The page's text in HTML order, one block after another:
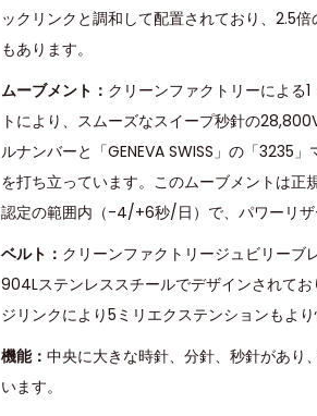
ックリンクと調和して配置されており、2.5
もあります。
ムーブメント： クリーンファクトリーによる
トにより、スムーズなスイープ秒針の
ルナンバーと「GENEVA SWISS」の「3235
を打ち立っています。このムーブメントは
認定の範囲内（-4/+6秒/日）で、パワーリザ
ベルト： クリーンファクトリージュビリーブ
904Lステンレススチールでデザインされて
ジリンクにより5ミリエクステンションもよ
機能： 中央に大きな時針、分針、秒針があり
います。